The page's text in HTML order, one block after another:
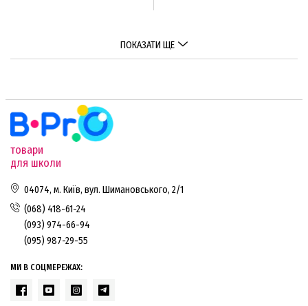
ПОКАЗАТИ ЩЕ
товари
для школи
04074, м. Київ, вул. Шимановського, 2/1
(068) 418-61-24
(093) 974-66-94
(095) 987-29-55
МИ В СОЦМЕРЕЖАХ: